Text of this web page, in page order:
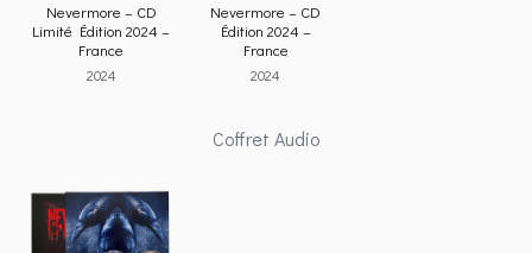
Nevermore – CD
Limité Édition 2024 –
France
2024
Nevermore – CD
Édition 2024 –
France
2024
Coffret Audio